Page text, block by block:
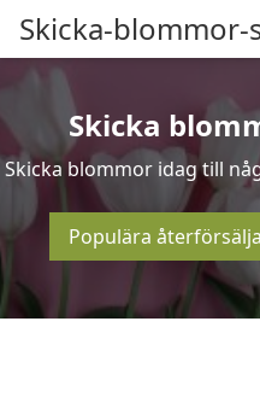
Skicka-blommor-
Skicka
Skicka blommor idag till
Populära